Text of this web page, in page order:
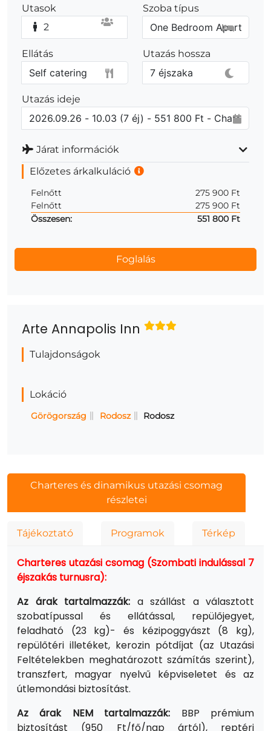
Arte Annapolis Inn
Tulajdonságok
Lokáció
Görögország Rodosz Rodosz
Charteres és dinamikus utazási csomag
részletei
Tájékoztató Programok Térkép
Charteres utazási csomag (Szombati indulással 7
éjszakás turnusra):
Az árak tartalmazzák: a szállást a választott
szobatípussal és ellátással, repülőjegyet,
feladható (23 kg)- és kézipoggyászt (8 kg),
repülőtéri illetéket, kerozin pótdíjat (az Utazási
Feltételekben meghatározott számítás szerint),
transzfert, magyar nyelvű képviseletet és az
útlemondási biztosítást.
Az árak NEM tartalmazzák: BBP prémium
biztosítást (950 Ft/fő/nap ártól), reptéri
Utasok
2
Szoba típus
Ellátás Utazás hossza
Utazás ideje
Járat információk
Előzetes árkalkuláció
Felnőtt
275 900 Ft
Felnőtt
275 900 Ft
Összesen:
551 800 Ft